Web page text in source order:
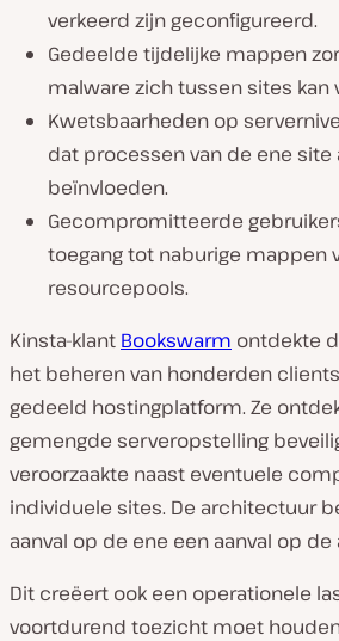
verkeerd zijn geconfigureerd.
Gedeelde tijdelijke mappen
malware zich tussen sites kan
Kwetsbaarheden op
dat processen van de ene site
beïnvloeden.
Gecompromitteerde
toegang tot naburige mappen
resourcepools.
Kinsta-klant Bookswarm ontdekte
het beheren van honderden
gedeeld hostingplatform. Ze
gemengde serveropstelling
veroorzaakte naast eventuele
individuele sites. De architectuur
aanval op de ene een aanval op de
Dit creëert ook een operationele
voortdurend toezicht moet